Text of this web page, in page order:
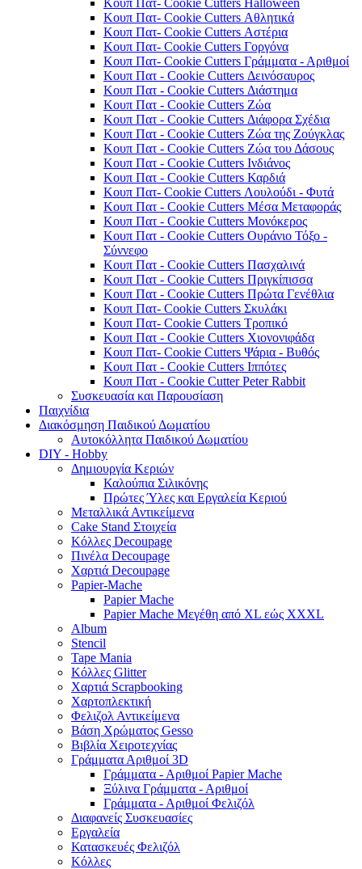
Κουπ Πατ- Cookie Cutters Halloween
Κουπ Πατ- Cookie Cutters Αθλητικά
Κουπ Πατ- Cookie Cutters Αστέρια
Κουπ Πατ- Cookie Cutters Γοργόνα
Κουπ Πατ- Cookie Cutters Γράμματα - Αριθμοί
Κουπ Πατ - Cookie Cutters Δεινόσαυρος
Κουπ Πατ - Cookie Cutters Διάστημα
Κουπ Πατ - Cookie Cutters Ζώα
Κουπ Πατ - Cookie Cutters Διάφορα Σχέδια
Κουπ Πατ - Cookie Cutters Ζώα της Ζούγκλας
Κουπ Πατ - Cookie Cutters Ζώα του Δάσους
Κουπ Πατ - Cookie Cutters Ινδιάνος
Κουπ Πατ - Cookie Cutters Καρδιά
Κουπ Πατ- Cookie Cutters Λουλούδι - Φυτά
Κουπ Πατ - Cookie Cutters Μέσα Μεταφοράς
Κουπ Πατ - Cookie Cutters Μονόκερος
Κουπ Πατ - Cookie Cutters Ουράνιο Τόξο -
Σύννεφο
Κουπ Πατ - Cookie Cutters Πασχαλινά
Κουπ Πατ - Cookie Cutters Πριγκίπισσα
Κουπ Πατ - Cookie Cutters Πρώτα Γενέθλια
Κουπ Πατ- Cookie Cutters Σκυλάκι
Κουπ Πατ- Cookie Cutters Τροπικό
Κουπ Πατ - Cookie Cutters Χιονονιφάδα
Κουπ Πατ- Cookie Cutters Ψάρια - Βυθός
Κουπ Πατ - Cookie Cutters Ιππότες
Κουπ Πατ - Cookie Cutter Peter Rabbit
Συσκευασία και Παρουσίαση
Παιχνίδια
Διακόσμηση Παιδικού Δωματίου
Αυτοκόλλητα Παιδικού Δωματίου
DIY - Hobby
Δημιουργία Κεριών
Καλούπια Σιλικόνης
Πρώτες Ύλες και Εργαλεία Κεριού
Μεταλλικά Αντικείμενα
Cake Stand Στοιχεία
Κόλλες Decoupage
Πινέλα Decoupage
Χαρτιά Decoupage
Papier-Mache
Papier Mache
Papier Mache Μεγέθη από XL εώς XXXL
Album
Stencil
Tape Mania
Κόλλες Glitter
Χαρτιά Scrapbooking
Χαρτοπλεκτική
Φελιζολ Αντικείμενα
Βάση Χρώματος Gesso
Βιβλία Χειροτεχνίας
Γράμματα Αριθμοί 3D
Γράμματα - Αριθμοί Papier Mache
Ξύλινα Γράμματα - Αριθμοί
Γράμματα - Αριθμοί Φελιζόλ
Διαφανείς Συσκευασίες
Εργαλεία
Κατασκευές Φελιζόλ
Κόλλες